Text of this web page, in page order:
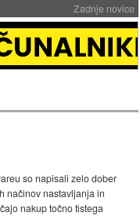
Zadnje novice
so napisali zelo dober
načinov nastavljanja in
nakup točno tistega